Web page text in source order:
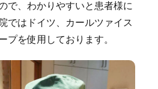
で、わかりやすいと患者様に
ではドイツ、カールツァイス
プを使用しております。